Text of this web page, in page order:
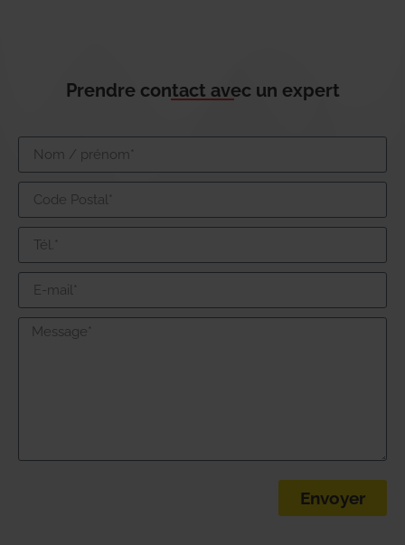
Prendre contact avec un expert
Envoyer